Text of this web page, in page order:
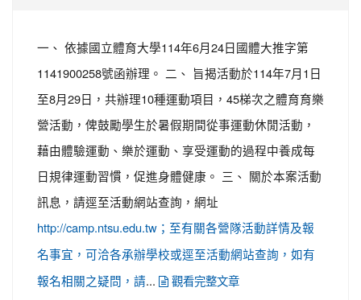
一、 依據國立體育大學114年6月24日國體大推字第
1141900258號函辦理。 二、 旨揭活動於114年7月1日
至8月29日，共辦理10種運動項目，45梯次之體育育樂
營活動，俾鼓勵學生於暑假期間從事運動休閒活動，
藉由體驗運動、樂於運動、享受運動的過程中養成每
日規律運動習慣，促進身體健康。 三、 關於本案活動
訊息，請逕至活動網站查詢，網址
http://camp.ntsu.edu.tw；至有關各營隊活動詳情及報
名事宜，可洽各承辦學校或逕至活動網站查詢，如有
報名相關之疑問，請... 觀看完整文章